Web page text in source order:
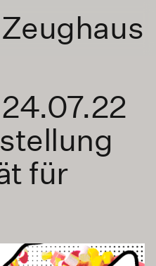
für